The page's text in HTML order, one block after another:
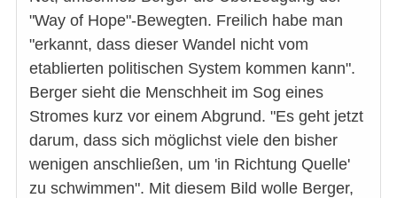
"Way of Hope"-Bewegten. Freilich habe man
"erkannt, dass dieser Wandel nicht vom
etablierten politischen System kommen kann".
Berger sieht die Menschheit im Sog eines
Stromes kurz vor einem Abgrund. "Es geht jetzt
darum, dass sich möglichst viele den bisher
wenigen anschließen, um 'in Richtung Quelle'
zu schwimmen". Mit diesem Bild wolle Berger,